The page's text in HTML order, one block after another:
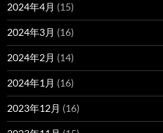
2024年4月 (15)
2024年3月 (16)
2024年2月 (14)
2024年1月 (16)
2023年12月 (16)